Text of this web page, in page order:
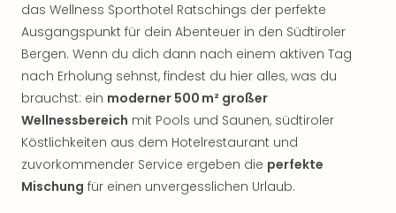
das Wellness Sporthotel Ratschings der perfekte
Ausgangspunkt für dein Abenteuer in den Südtiroler
Bergen. Wenn du dich dann nach einem aktiven Tag
nach Erholung sehnst, findest du hier alles, was du
brauchst: ein moderner 500 m² großer
Wellnessbereich mit Pools und Saunen, südtiroler
Köstlichkeiten aus dem Hotelrestaurant und
zuvorkommender Service ergeben die perfekte
Mischung für einen unvergesslichen Urlaub.